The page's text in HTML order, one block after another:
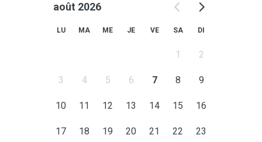
août 2026
LU MA ME JE VE SA DI
1 2
3 4 5 6 7 8 9
10 11 12 13 14 15 16
17 18 19 20 21 22 23